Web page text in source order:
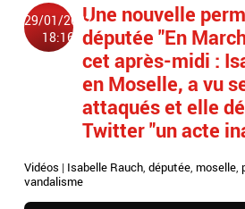
29/01/2022
18:16
Une nouvelle
députée "En
cet après-midi :
en Moselle, a vu
attaqués et elle
Twitter "un acte
Vidéos | Isabelle Rauch,députée,moselle,
vandalisme